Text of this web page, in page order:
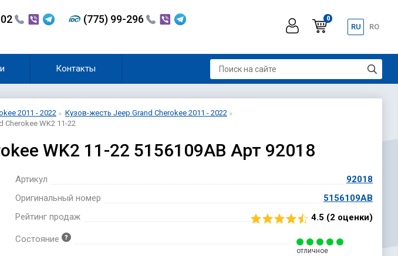
(775) 99-296
0
RU RO
Контакты
2011 - 2022
Кузов-жесть Jeep Grand Cherokee 2011 - 2022
Cherokee WK2 11-22
WK2 11-22 5156109AB Арт 92018
Артикул
92018
Оригинальный номер
5156109AB
Рейтинг продаж
4.5 (2 оценки)
Состояние
отличное